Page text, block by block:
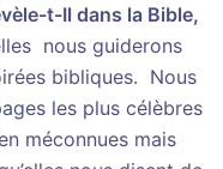
t-Il dans la Bible,
nous guiderons
bibliques. Nous
les plus célèbres
méconnues mais